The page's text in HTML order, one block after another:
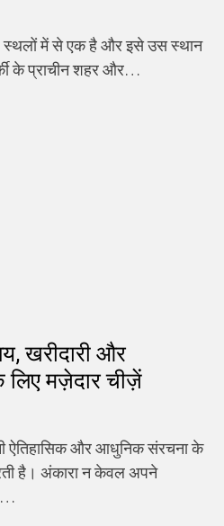
में से एक है और इसे उस स्थान
के प्राचीन शहर और…
खरीदारी और
मज़ेदार चीज़ें
ऐतिहासिक और आधुनिक संरचना के
है। अंकारा न केवल अपने